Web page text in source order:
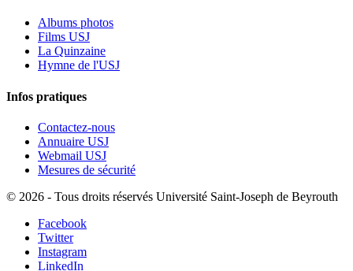
Albums photos
Films USJ
La Quinzaine
Hymne de l'USJ
Infos pratiques
Contactez-nous
Annuaire USJ
Webmail USJ
Mesures de sécurité
© 2026 - Tous droits réservés Université Saint-Joseph de Beyrouth
Facebook
Twitter
Instagram
LinkedIn